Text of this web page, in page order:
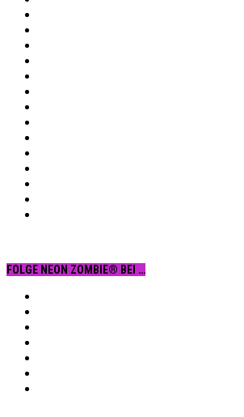
FOLGE NEON ZOMBIE® BEI …